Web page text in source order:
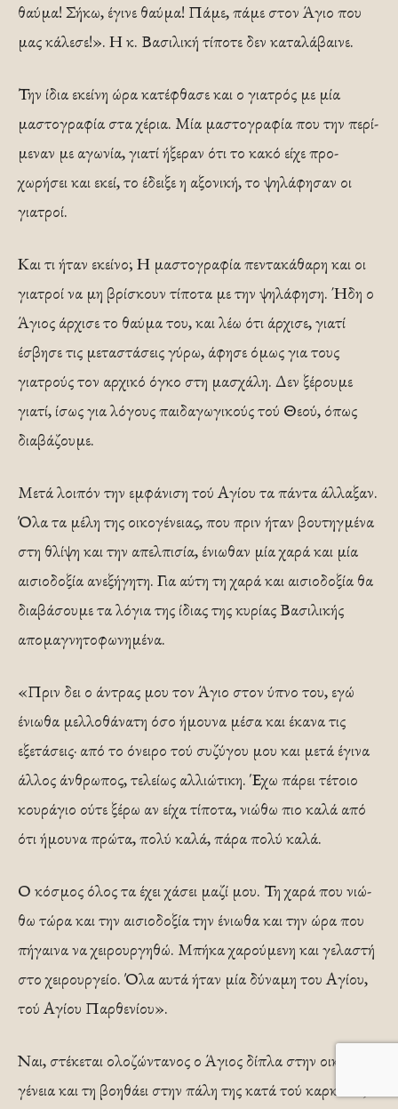
θαύμα! Σήκω, έγι­νε θαύμα! Πάμε, πάμε στον Άγιο που
μας κάλεσε!». Η κ. Βασιλική τίποτε δεν καταλάβαινε.
Την ίδια εκείνη ώρα κατέφθασε και ο γιατρός με μία
μαστογραφία στα χέρια. Μία μαστογραφία που την περί­
μεναν με αγωνία, γιατί ήξεραν ότι το κακό είχε προ­
χωρήσει και εκεί, το έδειξε η αξονική, το ψηλάφησαν οι
γιατροί.
Και τι ήταν εκείνο; Η μαστογραφία πεντακάθα­ρη και οι
γιατροί να μη βρίσκουν τίποτα με την ψηλά­φηση. Ήδη ο
Άγιος άρχισε το θαύμα του, και λέω ότι άρχισε, γιατί
έσβησε τις μεταστάσεις γύρω, άφησε όμως για τους
γιατρούς τον αρχικό όγκο στη μασχάλη. Δεν ξέρουμε
γιατί, ίσως για λόγους παιδαγωγικούς τού Θεού, όπως
διαβάζουμε.
Μετά λοιπόν την εμφάνιση τού Αγίου τα πάντα άλλαξαν.
Όλα τα μέλη της οικογένειας, που πριν ήταν βουτηγμένα
στη θλίψη και την απελπισία, ένιω­θαν μία χαρά και μία
αισιοδοξία ανεξήγητη. Για αύτη τη χαρά και αισιοδοξία θα
διαβάσουμε τα λόγια της ίδιας της κυρίας Βασιλικής
απομαγνητοφωνημένα.
«Πριν δει ο άντρας μου τον Άγιο στον ύπνο του, ε­γώ
ένιωθα μελλοθάνατη όσο ήμουνα μέσα και έκανα τις
εξετάσεις· από το όνειρο τού συζύγου μου και μετά έγι­να
άλλος άνθρωπος, τελείως αλλιώτικη. Έχω πάρει τέ­τοιο
κουράγιο ούτε ξέρω αν είχα τίποτα, νιώθω πιο καλά από
ότι ήμουνα πρώτα, πολύ καλά, πάρα πολύ καλά.
Ο κόσμος όλος τα έχει χάσει μαζί μου. Τη χαρά που νιώ­
θω τώρα και την αισιοδοξία την ένιωθα και την ώρα που
πήγαινα να χειρουργηθώ. Μπήκα χαρούμενη και γε­λαστή
στο χειρουργείο. Όλα αυτά ήταν μία δύναμη του Αγίου,
τού Αγίου Παρθενίου».
Ναι, στέκεται ολοζώντανος ο Άγιος δίπλα στην οικο­
γένεια και τη βοηθάει στην πάλη της κατά τού καρκίνου,